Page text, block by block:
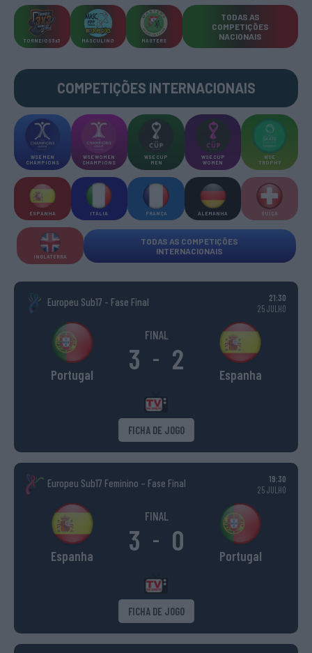
TORNEIOS 3x3 MASCULINO MASTERS
TODAS AS
COMPETIÇÕES
NACIONAIS
COMPETIÇÕES INTERNACIONAIS
WSE MEN
CHAMPIONS
WSE WOMEN
CHAMPIONS
WSE CUP
MEN
WSE CUP
WOMEN
WSE
TROPHY
ESPANHA ITÁLIA FRANÇA ALEMANHA SUÍÇA
INGLATERRA
TODAS AS COMPETIÇÕES
INTERNACIONAIS
Europeu Sub17 - Fase Final
21:30
25 JULHO
Portugal
FINAL
3 - 2 Espanha
FICHA DE JOGO
Europeu Sub17 Feminino – Fase Final
19:30
25 JULHO
Espanha
FINAL
3 - 0 Portugal
FICHA DE JOGO